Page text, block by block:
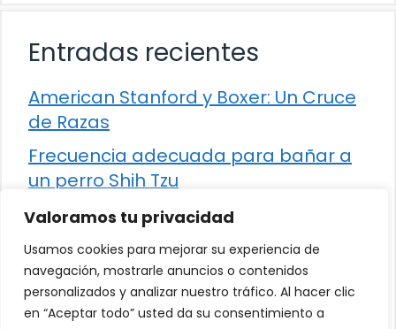
Valoramos tu privacidad
Usamos cookies para mejorar su experiencia de
navegación, mostrarle anuncios o contenidos
personalizados y analizar nuestro tráfico. Al hacer clic
en “Aceptar todo” usted da su consentimiento a
Entradas recientes
American Stanford y Boxer: Un Cruce
de Razas
Frecuencia adecuada para bañar a
un perro Shih Tzu
Comparación entre Apache Storm y
Spark Streaming
Cómo detener la diarrea en un gato
¿Los frutos rojos son seguros para